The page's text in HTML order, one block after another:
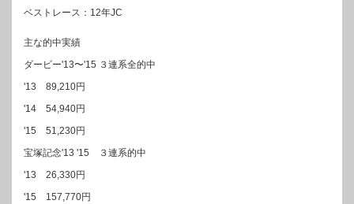
ベストレース：12年JC
主な的中実績
ダービー'13〜'15 ３連系全的中
'13 89,210円
'14 54,940円
'15 51,230円
宝塚記念'13 '15 ３連系的中
'13 26,330円
'15 157,770円